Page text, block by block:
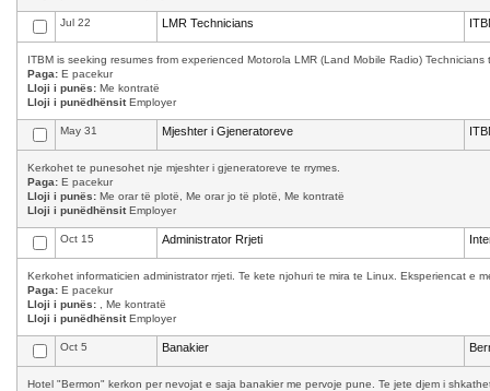
Jul 22 LMR Technicians
ITBM is seeking resumes from experienced Motorola LMR (Land Mobile Radio)
Paga: E pacekur
Lloji i punës: Me kontratë
Lloji i punëdhënsitEmployer
May 31 Mjeshter i Gjeneratoreve
Kerkohet te punesohet nje mjeshter i gjeneratoreve te rrymes.
Paga: E pacekur
Lloji i punës: Me orar të plotë, Me orar jo të plotë, Me kontratë
Lloji i punëdhënsitEmployer
Oct 15 Administrator Rrjeti
Kerkohet informaticien administrator rrjeti. Te kete njohuri te mira te Linux. Eksperiencat e
Paga: E pacekur
Lloji i punës: , Me kontratë
Lloji i punëdhënsitEmployer
Oct 5 Banakier
Hotel "Bermon" kerkon per nevojat e saja banakier me pervoje pune. Te jete djem i